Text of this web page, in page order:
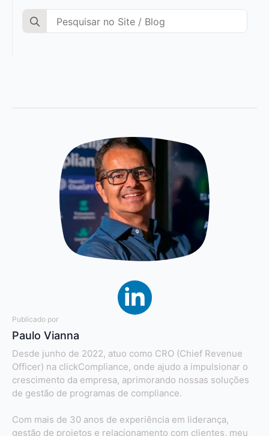
Search
for:
Publicado por
Paulo Vianna
Desde junho de 2022, atuo como CRO (Chief Revenue
Officer) na clickCompliance, onde ajudo a impulsionar o
crescimento da empresa, aprimorando nossas soluções
de gestão de programas de compliance.
Com mais de 30 anos de experiência em liderança,
gestão de projetos e relacionamento com clientes, meu